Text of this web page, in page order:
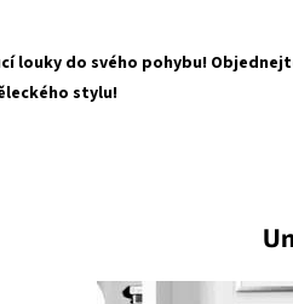
louky do svého pohybu!
stylu!
-